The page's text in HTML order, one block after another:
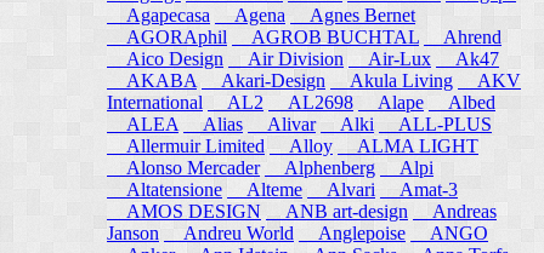
Agapecasa
Agena
Agnes Bernet
AGORAphil
AGROB BUCHTAL
Ahrend
Aico Design
Air Division Air-Lux
Ak47
AKABA
Akari-Design Akula Living
AKV
International
AL2 AL2698 Alape
Albed
ALEA
Alias Alivar Alki
ALL-PLUS
Allermuir Limited
Alloy
ALMA LIGHT
Alonso Mercader
Alphenberg
Alpi
Altatensione
Alteme Alvari
Amat-3
AMOS DESIGN
ANB art-design
Andreas
Janson
Andreu World Anglepoise
ANGO